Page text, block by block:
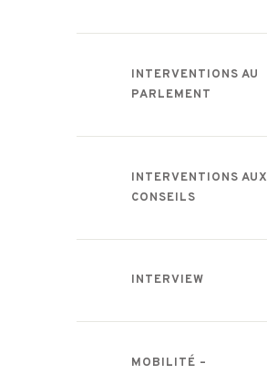
INTERVENTIONS AU
PARLEMENT
INTERVENTIONS AUX
CONSEILS
INTERVIEW
MOBILITÉ –